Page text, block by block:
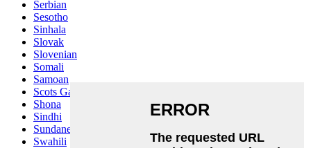
Serbian
Sesotho
Sinhala
Slovak
Slovenian
Somali
Samoan
Scots Gaelic
Shona
Sindhi
Sundanese
Swahili